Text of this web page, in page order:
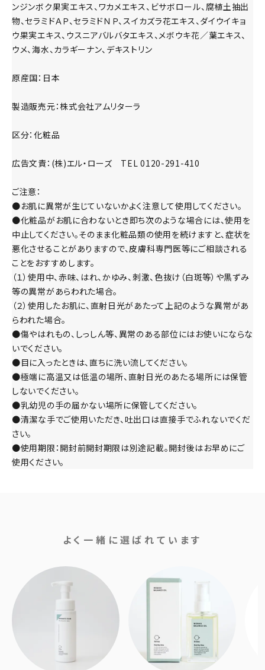
ンジンボク果実エキス、ワカメエキス、ビサボロール、腐植土抽出
物、セラミドＡＰ、セラミドＮＰ、スイカズラ花エキス、ダイウイキョ
ウ果実エキス、ウスニアバルバタエキス、メボウキ花／葉エキス、
ウメ、海水、カラギーナン、デキストリン
原産国：日本
製造販売元：株式会社アムリターラ
区分：化粧品
広告文責：(株)エル・ローズ TEL 0120-291-410
ご注意：
●お肌に異常が生じていないかよく注意して使用してください。
●化粧品がお肌に合わないとき即ち次のような場合には、使用を
中止してください。そのまま化粧品類の使用を続けますと、症状を
悪化させることがありますので、皮膚科専門医等にご相談される
ことをおすすめします。
（１）使用中、赤味、はれ、かゆみ、刺激、色抜け（白斑等）や黒ずみ
等の異常があらわれた場合。
（２）使用したお肌に、直射日光があたって上記のような異常があ
らわれた場合。
●傷やはれもの、しっしん等、異常のある部位にはお使いにならな
いでください。
●目に入ったときは、直ちに洗い流してください。
●極端に高温又は低温の場所、直射日光のあたる場所には保管
しないでください。
●乳幼児の手の届かない場所に保管してください。
●清潔な手でご使用いただき、吐出口は直接手でふれないでくだ
さい。
●使用期限：開封前開封期限は別途記載。開封後はお早めにご
使用ください。
よく一緒に選ばれています